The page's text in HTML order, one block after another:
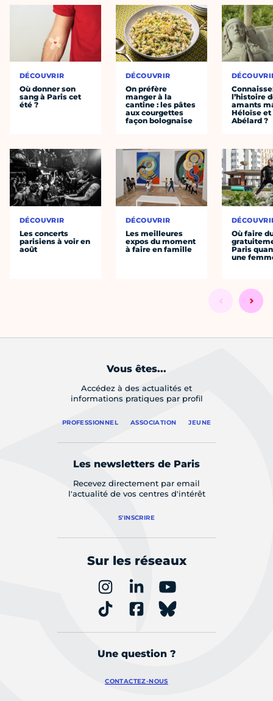
DÉCOUVRIR
Où donner son
sang à Paris cet
été ?
DÉCOUVRIR
Les concerts
parisiens à voir en
août
DÉCOUVRIR
On préfère
manger à la
cantine : les pâtes
aux courgettes
façon bolognaise
DÉCOUVRIR
Les meilleures
expos du moment
à faire en famille
l’histoire
amants
Héloïse et
Abélard ?
Où faire
Paris
une
Vous êtes...
Accédez à des actualités et
informations pratiques par profil
PROFESSIONNEL ASSOCIATION JEUNE
Les newsletters de Paris
Recevez directement par email
l'actualité de vos centres d'intérêt
S'INSCRIRE
Sur les réseaux
Une question ?
CONTACTEZ-NOUS